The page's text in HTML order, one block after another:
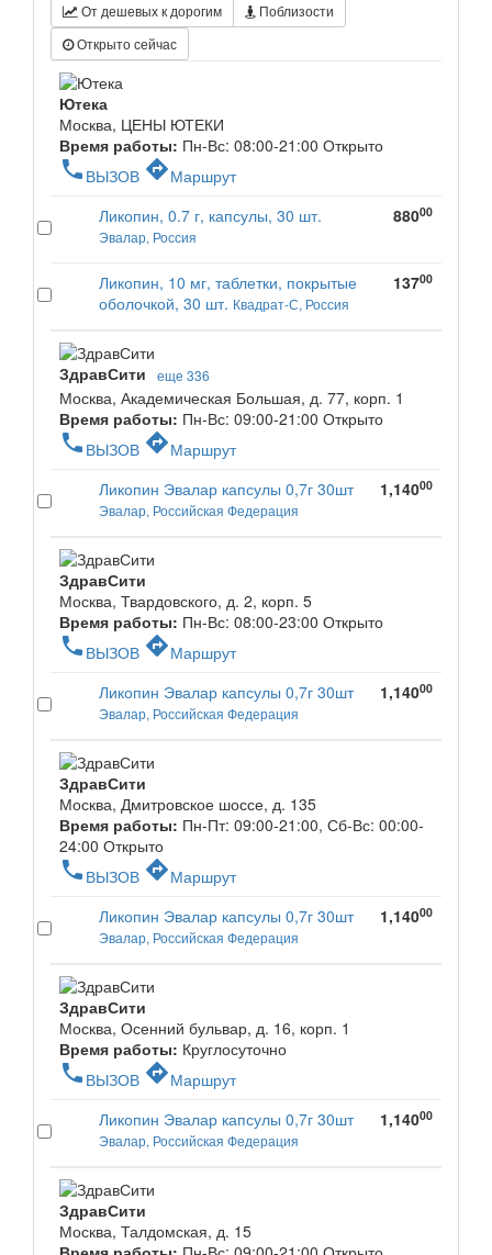
От дешевых к дорогим
Поблизости
Открыто сейчас
Ютека
Москва, ЦЕНЫ ЮТЕКИ
Время работы: Пн-Вс: 08:00-21:00 Открыто
phone ВЫЗОВ directionsМаршрут
Ликопин, 0.7 г, капсулы, 30 шт.
Эвалар, Россия
88000
Ликопин, 10 мг, таблетки, покрытые
оболочкой, 30 шт. Квадрат-С, Россия
13700
ЗдравСити еще 336
Москва, Академическая Большая, д. 77, корп. 1
Время работы: Пн-Вс: 09:00-21:00 Открыто
phone ВЫЗОВ directionsМаршрут
Ликопин Эвалар капсулы 0,7г 30шт
Эвалар, Российская Федерация
1,14000
ЗдравСити
Москва, Твардовского, д. 2, корп. 5
Время работы: Пн-Вс: 08:00-23:00 Открыто
phone ВЫЗОВ directionsМаршрут
Ликопин Эвалар капсулы 0,7г 30шт
Эвалар, Российская Федерация
1,14000
ЗдравСити
Москва, Дмитровское шоссе, д. 135
Время работы: Пн-Пт: 09:00-21:00, Сб-Вс: 00:00-
24:00 Открыто
phone ВЫЗОВ directionsМаршрут
Ликопин Эвалар капсулы 0,7г 30шт
Эвалар, Российская Федерация
1,14000
ЗдравСити
Москва, Осенний бульвар, д. 16, корп. 1
Время работы: Круглосуточно
phone ВЫЗОВ directionsМаршрут
Ликопин Эвалар капсулы 0,7г 30шт
Эвалар, Российская Федерация
1,14000
ЗдравСити
Москва, Талдомская, д. 15